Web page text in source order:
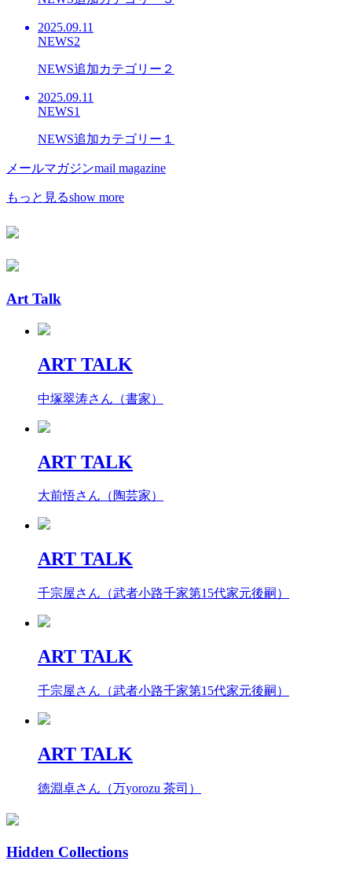
2025.09.11
NEWS2
NEWS追加カテゴリー２
2025.09.11
NEWS1
NEWS追加カテゴリー１
メールマガジンmail magazine
もっと見るshow more
Art Talk
ART TALK
中塚翠涛さん（書家）
ART TALK
大前悟さん（陶芸家）
ART TALK
千宗屋さん（武者小路千家第15代家元後嗣）
ART TALK
千宗屋さん（武者小路千家第15代家元後嗣）
ART TALK
徳淵卓さん（万yorozu 茶司）
Hidden Collections